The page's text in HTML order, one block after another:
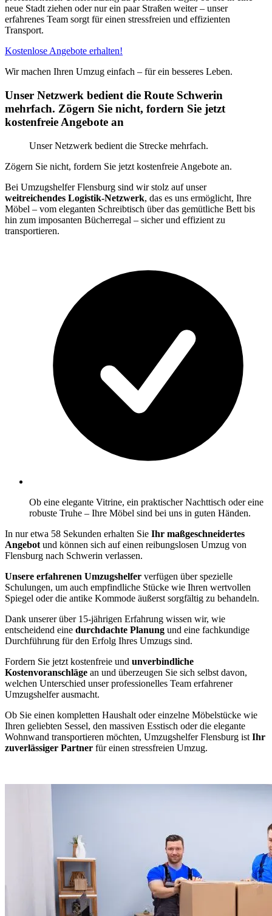
neue Stadt ziehen oder nur ein paar Straßen weiter – unser
erfahrenes Team sorgt für einen stressfreien und effizienten
Transport.
Kostenlose Angebote erhalten!
Wir machen Ihren Umzug einfach – für ein besseres Leben.
Unser Netzwerk bedient die Route Schwerin
mehrfach. Zögern Sie nicht, fordern Sie jetzt
kostenfreie Angebote an
Unser Netzwerk bedient die Strecke mehrfach.
Zögern Sie nicht, fordern Sie jetzt kostenfreie Angebote an.
Bei Umzugshelfer Flensburg sind wir stolz auf unser
weitreichendes Logistik-Netzwerk, das es uns ermöglicht, Ihre
Möbel – vom eleganten Schreibtisch über das gemütliche Bett bis
hin zum imposanten Bücherregal – sicher und effizient zu
transportieren.
Ob eine elegante Vitrine, ein praktischer Nachttisch oder eine
robuste Truhe – Ihre Möbel sind bei uns in guten Händen.
In nur etwa 58 Sekunden erhalten Sie Ihr maßgeschneidertes
Angebot und können sich auf einen reibungslosen Umzug von
Flensburg nach Schwerin verlassen.
Unsere erfahrenen Umzugshelfer verfügen über spezielle
Schulungen, um auch empfindliche Stücke wie Ihren wertvollen
Spiegel oder die antike Kommode äußerst sorgfältig zu behandeln.
Dank unserer über 15-jährigen Erfahrung wissen wir, wie
entscheidend eine durchdachte Planung und eine fachkundige
Durchführung für den Erfolg Ihres Umzugs sind.
Fordern Sie jetzt kostenfreie und unverbindliche
Kostenvoranschläge an und überzeugen Sie sich selbst davon,
welchen Unterschied unser professionelles Team erfahrener
Umzugshelfer ausmacht.
Ob Sie einen kompletten Haushalt oder einzelne Möbelstücke wie
Ihren geliebten Sessel, den massiven Esstisch oder die elegante
Wohnwand transportieren möchten, Umzugshelfer Flensburg ist Ihr
zuverlässiger Partner für einen stressfreien Umzug.